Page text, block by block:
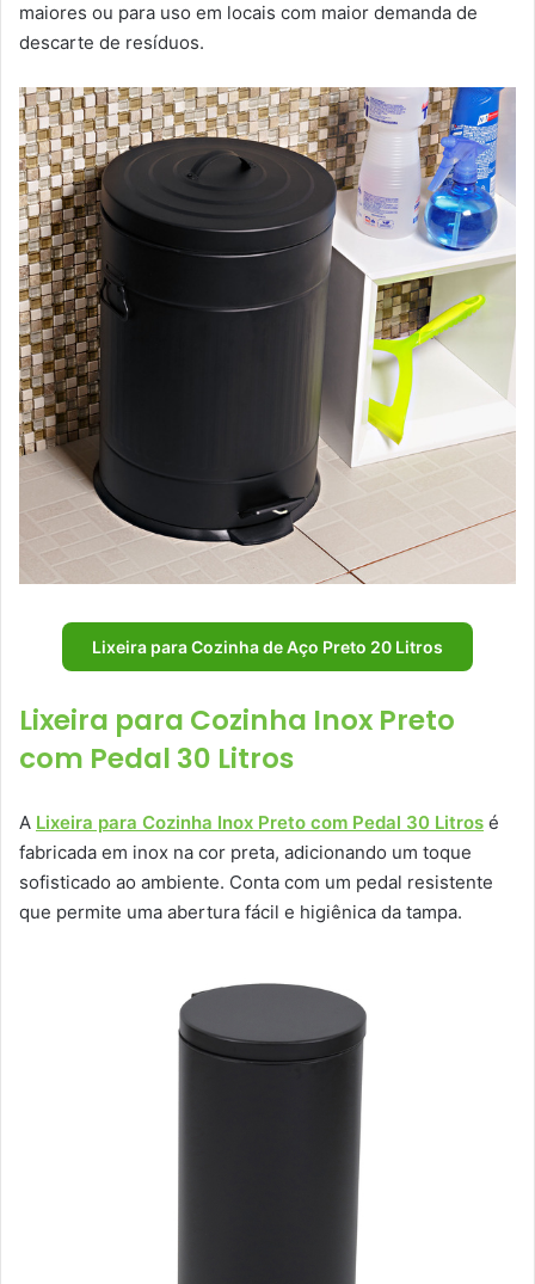
maiores ou para uso em locais com maior demanda de
descarte de resíduos.
Lixeira para Cozinha de Aço Preto 20 Litros
Lixeira para Cozinha Inox Preto
com Pedal 30 Litros
A Lixeira para Cozinha Inox Preto com Pedal 30 Litros é
fabricada em inox na cor preta, adicionando um toque
sofisticado ao ambiente. Conta com um pedal resistente
que permite uma abertura fácil e higiênica da tampa.